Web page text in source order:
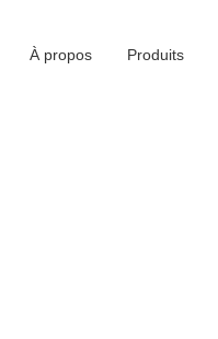
À propos Produits